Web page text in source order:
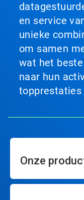
en service
unieke
om samen
wat het
naar hun
topprestaties
Onze